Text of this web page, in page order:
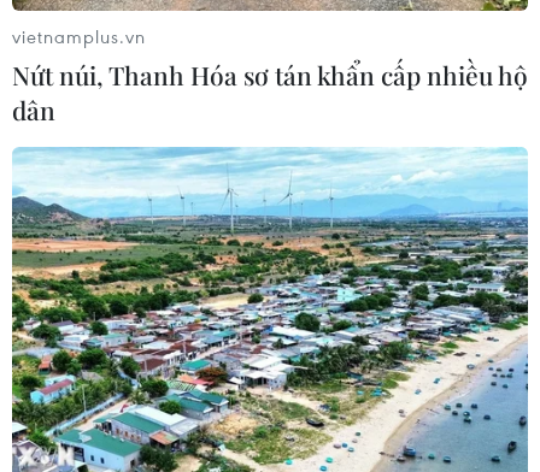
Áp thấp nhiệt đới trên vịnh Bắc Bộ sẽ
gây ảnh hưởng thế nào tới Việt Nam?
07/08/2026 14:38
Cảnh sát giao thông triển khai chiến
dịch nâng cao kỹ năng lái xe môtô, xe
gắn máy
07/08/2026 14:37
Tăng cường năng lực ứng phó tình
trạng khẩn cấp với danh mục trang
vietnamplus.vn
Nứt núi, Thanh Hóa sơ tán khẩn cấp nhiều hộ
dân